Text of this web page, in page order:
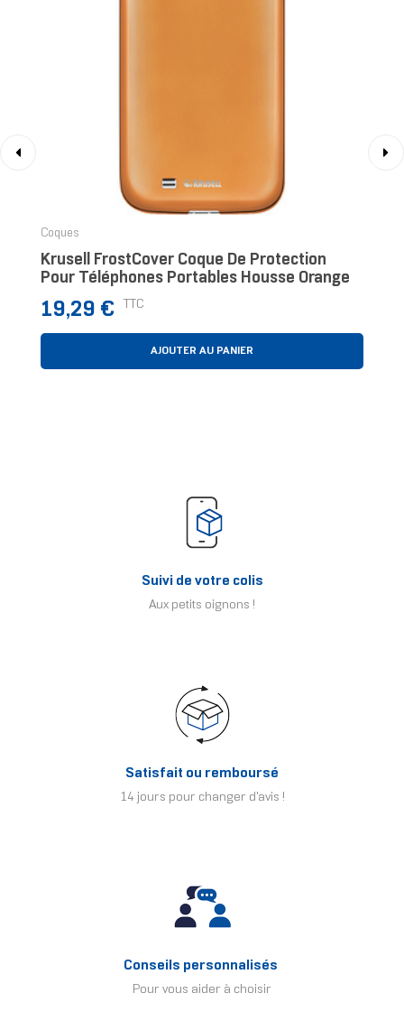
Coques
Krusell FrostCover Coque De Protection
Pour Téléphones Portables Housse Orange
Prix
19,29 € TTC
AJOUTER AU PANIER
Suivi de votre colis
Aux petits oignons !
Satisfait ou remboursé
14 jours pour changer d'avis !
Conseils personnalisés
Pour vous aider à choisir